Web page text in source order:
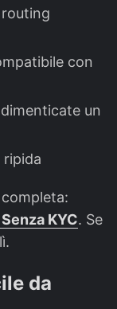
con
un
ripida
KYC. Se
da